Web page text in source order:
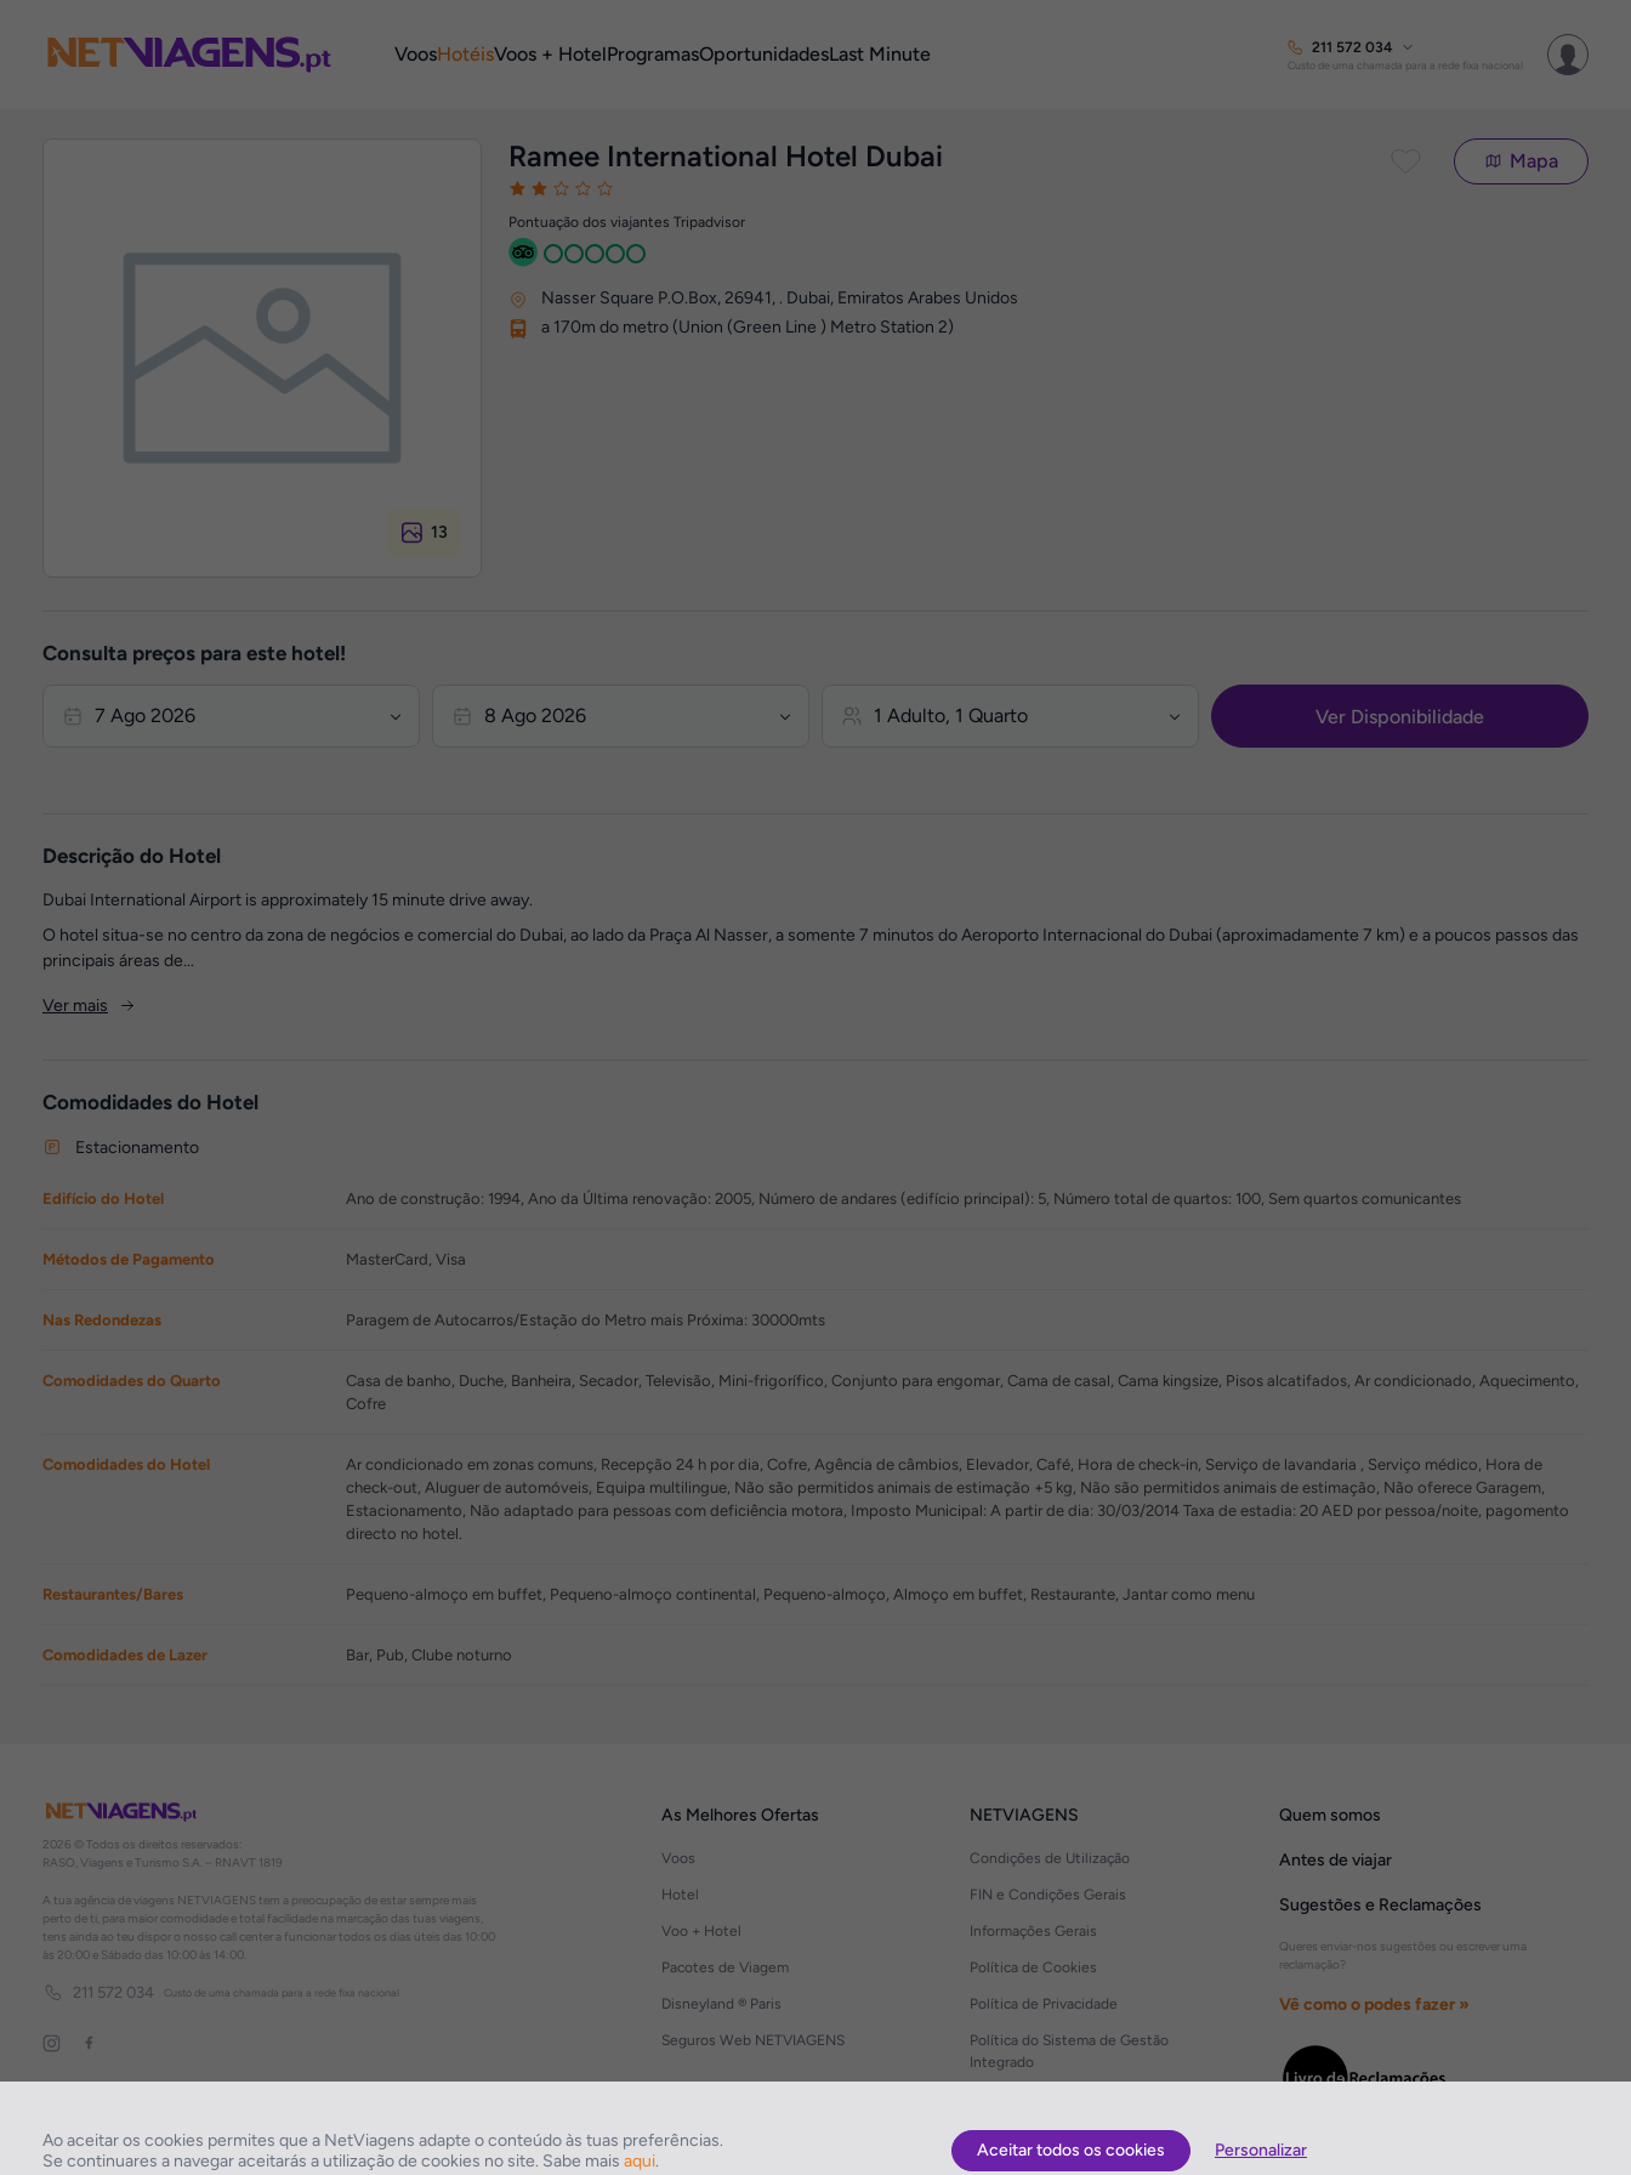
VoosHotéisVoos + HotelProgramasOportunidadesLast Minute 211 572 034
Custo de uma chamada para a rede fixa nacional
13
Ramee International Hotel Dubai
Pontuação dos viajantes Tripadvisor
Mapa
Nasser Square P.O.Box, 26941, . Dubai, Emiratos Arabes Unidos
a 170m do metro (Union (Green Line ) Metro Station 2)
Consulta preços para este hotel!
Ver Disponibilidade
Descrição do Hotel
Dubai International Airport is approximately 15 minute drive away.
O hotel situa-se no centro da zona de negócios e comercial do Dubai, ao lado da Praça Al Nasser, a somente 7 minutos do Aeroporto Internacional do Dubai (aproximadamente 7 km) e a poucos passos das
principais áreas de...
Ver mais
Comodidades do Hotel
Estacionamento
Edifício do Hotel Ano de construção: 1994, Ano da Última renovação: 2005, Número de andares (edifício principal): 5, Número total de quartos: 100, Sem quartos comunicantes
Métodos de Pagamento MasterCard, Visa
Nas Redondezas Paragem de Autocarros/Estação do Metro mais Próxima: 30000mts
Comodidades do Quarto
Casa de banho, Duche, Banheira, Secador, Televisão, Mini-frigorífico, Conjunto para engomar, Cama de casal, Cama kingsize, Pisos alcatifados, Ar condicionado, Aquecimento,
Cofre
Comodidades do Hotel
Ar condicionado em zonas comuns, Recepção 24 h por dia, Cofre, Agência de câmbios, Elevador, Café, Hora de check-in, Serviço de lavandaria , Serviço médico, Hora de
check-out, Aluguer de automóveis, Equipa multilingue, Não são permitidos animais de estimação +5 kg, Não são permitidos animais de estimação, Não oferece Garagem,
Estacionamento, Não adaptado para pessoas com deficiência motora, Imposto Municipal: A partir de dia: 30/03/2014 Taxa de estadia: 20 AED por pessoa/noite, pagomento
directo no hotel.
Restaurantes/Bares Pequeno-almoço em buffet, Pequeno-almoço continental, Pequeno-almoço, Almoço em buffet, Restaurante, Jantar como menu
Comodidades de Lazer Bar, Pub, Clube noturno
Ao aceitar os cookies permites que a NetViagens adapte o conteúdo às tuas preferências.
Se continuares a navegar aceitarás a utilização de cookies no site. Sabe mais aqui.
Aceitar todos os cookies Personalizar
2026 © Todos os direitos reservados:
RASO, Viagens e Turismo S.A. – RNAVT 1819
A tua agência de viagens NETVIAGENS tem a preocupação de estar sempre mais
perto de ti, para maior comodidade e total facilidade na marcação das tuas viagens,
tens ainda ao teu dispor o nosso call center a funcionar todos os dias úteis das 10:00
às 20:00 e Sábado das 10:00 às 14:00.
211 572 034 Custo de uma chamada para a rede fixa nacional
As Melhores Ofertas
Voos
Hotel
Voo + Hotel
Pacotes de Viagem
Disneyland ® Paris
Seguros Web NETVIAGENS
NETVIAGENS
Condições de Utilização
FIN e Condições Gerais
Informações Gerais
Política de Cookies
Política de Privacidade
Política do Sistema de Gestão
Integrado
Quem somos
Antes de viajar
Sugestões e Reclamações
Queres enviar-nos sugestões ou escrever uma
reclamação?
Vê como o podes fazer »